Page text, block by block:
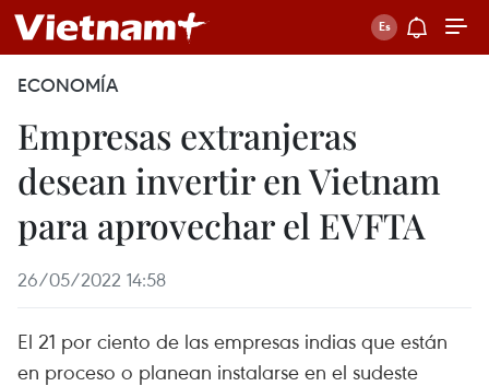
ECONOMÍA
Empresas extranjeras
desean invertir en Vietnam
para aprovechar el EVFTA
26/05/2022 14:58
El 21 por ciento de las empresas indias que están
en proceso o planean instalarse en el sudeste